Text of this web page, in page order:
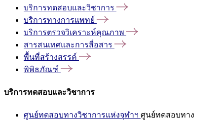
บริการทดสอบและวิชาการ
บริการทางการแพทย์
บริการตรวจวิเคราะห์คุณภาพ
สารสนเทศและการสื่อสาร
พื้นที่สร้างสรรค์
พิพิธภัณฑ์
บริการทดสอบและวิชาการ
ศูนย์ทดสอบทางวิชาการแห่งจุฬาฯ ศูนย์ทดสอบทาง